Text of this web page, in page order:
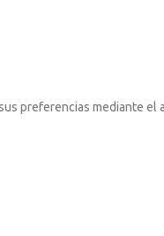
preferencias mediante el